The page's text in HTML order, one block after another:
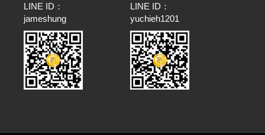
LINE ID：
jameshung
LINE ID：
yuchieh1201